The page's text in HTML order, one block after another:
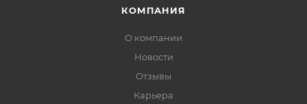
КОМПАНИЯ
О компании
Новости
Отзывы
Карьера